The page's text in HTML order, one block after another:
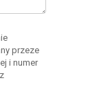
przeze
i numer